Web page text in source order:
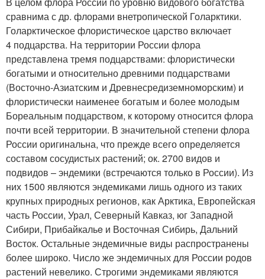
сравнима с др. флорами внетропической Голарктики.
Голарктическое флористическое царство включает
4 подцарства. На территории России флора
представлена тремя подцарствами: флористически
богатыми и относительно древними подцарствами
(Восточно-Азиатским и Древнесредиземноморским) и
флористически наименее богатым и более молодым
Бореальным подцарством, к которому относится флора
почти всей территории. В значительной степени флора
России оригинальна, что прежде всего определяется
составом сосудистых растений; ок. 2700 видов и
подвидов – эндемики (встречаются только в России). Из
них 1500 являются эндемиками лишь одного из таких
крупных природных регионов, как Арктика, Европейская
часть России, Урал, Северный Кавказ, юг Западной
Сибири, Прибайкальe и Восточная Сибирь, Дальний
Восток. Остальные эндемичные виды распространены
более широко. Число же эндемичных для России родов
растений невелико. Строгими эндемиками являются